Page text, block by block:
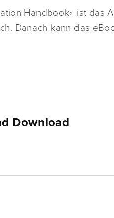
Handbook« ist das
Danach kann das
Download